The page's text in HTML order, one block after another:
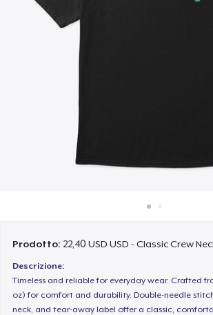
Prodotto: 22,40 USD USD - Classic Crew
Descrizione:
Timeless and reliable for everyday wear. Crafted
oz) for comfort and durability. Double-needle
neck, and tear-away label offer a classic,